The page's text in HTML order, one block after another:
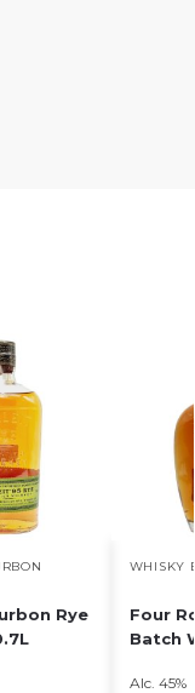
Rye
WHISKY
Four
Batch
Alc. 45%